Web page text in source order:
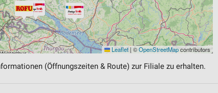
Leaflet | ©OpenStreetMapcontributors
(Öffnungszeiten & Route) zur Filiale zu erhalten.